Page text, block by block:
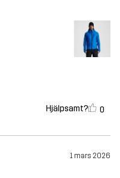
Hjälpsamt? 0
1 mars 2026